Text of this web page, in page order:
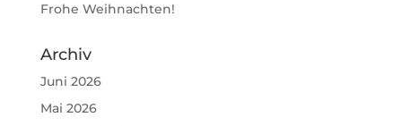
Frohe Weihnachten!
Archiv
Juni 2026
Mai 2026